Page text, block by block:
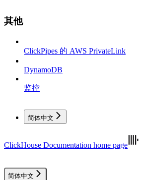
其他
ClickPipes 的 AWS PrivateLink
DynamoDB
监控
简体中文
ClickHouse Documentation home page
简体中文